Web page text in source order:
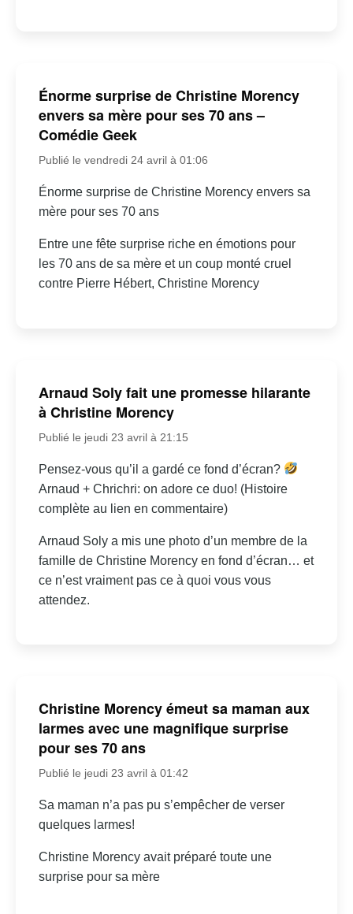
Énorme surprise de Christine Morency
envers sa mère pour ses 70 ans –
Comédie Geek
Publié le vendredi 24 avril à 01:06
Énorme surprise de Christine Morency envers sa
mère pour ses 70 ans
Entre une fête surprise riche en émotions pour
les 70 ans de sa mère et un coup monté cruel
contre Pierre Hébert, Christine Morency
Arnaud Soly fait une promesse hilarante
à Christine Morency
Publié le jeudi 23 avril à 21:15
Pensez-vous qu’il a gardé ce fond d’écran?
Arnaud + Chrichri: on adore ce duo! (Histoire
complète au lien en commentaire)
Arnaud Soly a mis une photo d’un membre de la
famille de Christine Morency en fond d’écran… et
ce n’est vraiment pas ce à quoi vous vous
attendez.
Christine Morency émeut sa maman aux
larmes avec une magnifique surprise
pour ses 70 ans
Publié le jeudi 23 avril à 01:42
Sa maman n’a pas pu s’empêcher de verser
quelques larmes!
Christine Morency avait préparé toute une
surprise pour sa mère